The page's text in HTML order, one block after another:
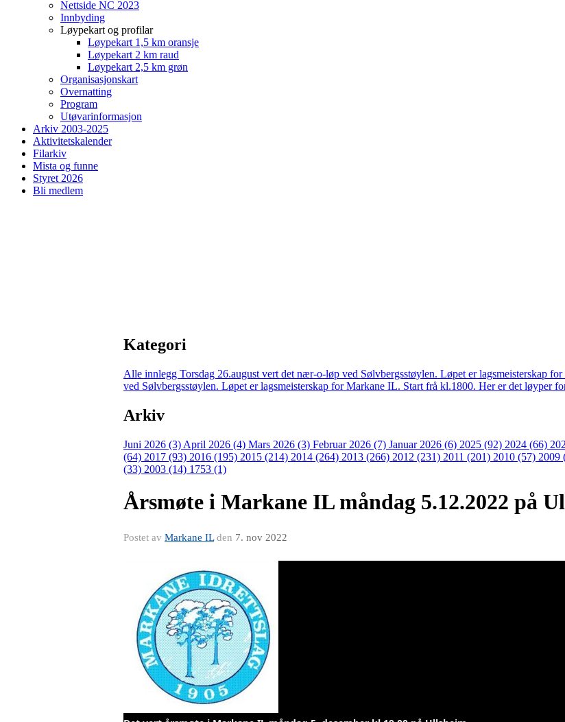
Nettside NC 2023
Innbyding
Løypekart og profilar
Løypekart 1,5 km oransje
Løypekart 2 km raud
Løypekart 2,5 km grøn
Organisasjonskart
Overnatting
Program
Utøvarinformasjon
Arkiv 2003-2025
Aktivitetskalender
Filarkiv
Mista og funne
Styret 2026
Bli medlem
Kategori
Alle innlegg Torsdag 26.august vert det nær-o-løp ved Sølvbergsstøylen. Løpet er lagsmeisterskap
ved Sølvbergsstøylen. Løpet er lagsmeisterskap for Markane IL. Start frå kl.1800. Her er det løyper
Arkiv
Juni 2026 (3) April 2026 (4) Mars 2026 (3) Februar 2026 (7) Januar 2026 (6) 2025 (92) 2024 (66)
(64) 2017 (93) 2016 (195) 2015 (214) 2014 (264) 2013 (266) 2012 (231) 2011 (201) 2010 (57) 2009
(33) 2003 (14) 1753 (1)
Årsmøte i Markane IL måndag 5.12.2022 på
Postet av Markane ILden 7. nov 2022